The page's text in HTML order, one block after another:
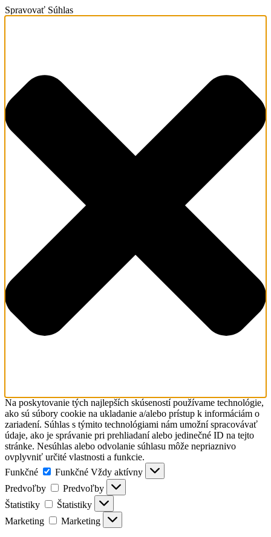
Spravovať Súhlas
Na poskytovanie tých najlepších skúseností používame technológie,
ako sú súbory cookie na ukladanie a/alebo prístup k informáciám o
zariadení. Súhlas s týmito technológiami nám umožní spracovávať
údaje, ako je správanie pri prehliadaní alebo jedinečné ID na tejto
stránke. Nesúhlas alebo odvolanie súhlasu môže nepriaznivo
ovplyvniť určité vlastnosti a funkcie.
Funkčné
Funkčné Vždy aktívny
Predvoľby
Predvoľby
Štatistiky
Štatistiky
Marketing
Marketing